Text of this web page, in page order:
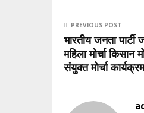
PREVIOUS POST
भारतीय जनता
महिला मोर्चा किसान
संयुक्त मोर्चा